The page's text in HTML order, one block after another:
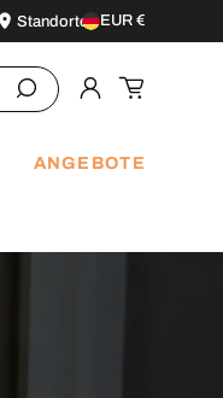
StandorteLand/Region
EUR €
Einloggen
ANGEBOTE